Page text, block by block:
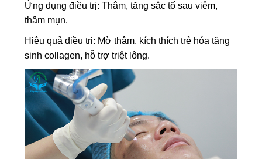
Ứng dụng điều trị: Thâm, tăng sắc tố sau viêm,
thâm mụn.
Hiệu quả điều trị: Mờ thâm, kích thích trẻ hóa tăng
sinh collagen, hỗ trợ triệt lông.